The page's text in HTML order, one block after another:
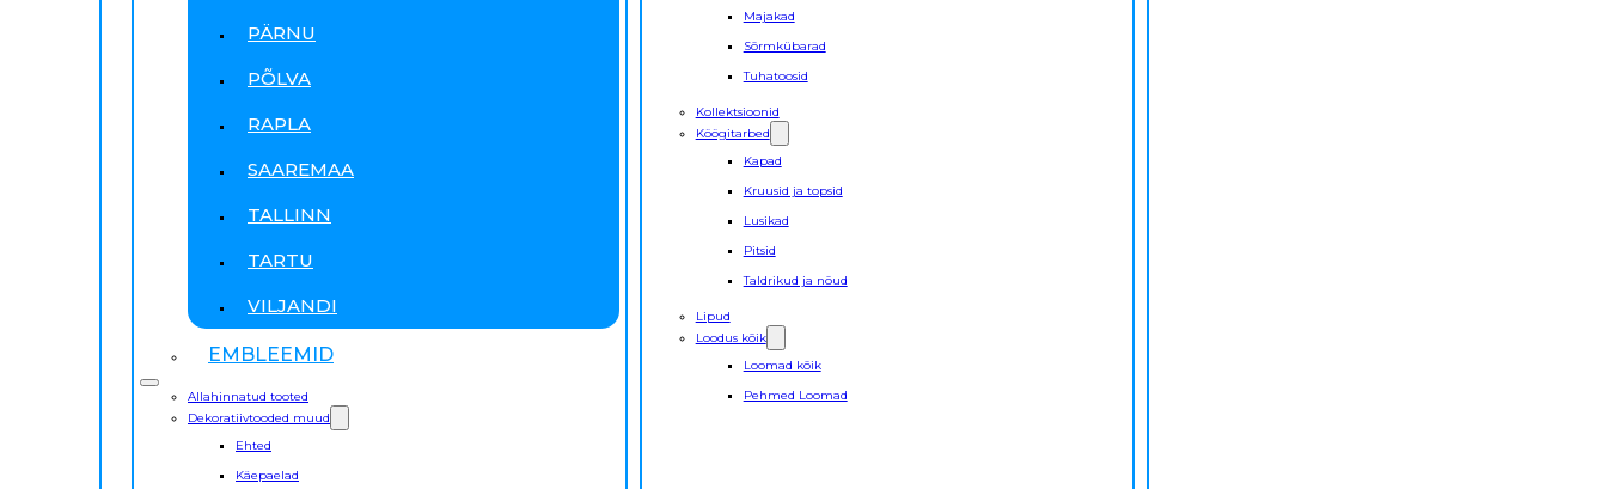
PÄRNU
PÕLVA
RAPLA
SAAREMAA
TALLINN
TARTU
VILJANDI
EMBLEEMID
Allahinnatud tooted
Dekoratiivtooded muud
Ehted
Käepaelad
Majakad
Sõrmkübarad
Tuhatoosid
Kollektsioonid
Köögitarbed
Kapad
Kruusid ja topsid
Lusikad
Pitsid
Taldrikud ja nõud
Lipud
Loodus kõik
Loomad kõik
Pehmed Loomad